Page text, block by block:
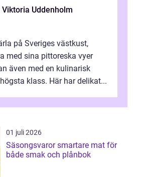
Viktoria Uddenholm
på Sveriges västkust,
med sina pittoreska vyer
även med en kulinarisk
klass. Här har delikat...
01 juli 2026
Säsongsvaror smartare mat för
både smak och plånbok